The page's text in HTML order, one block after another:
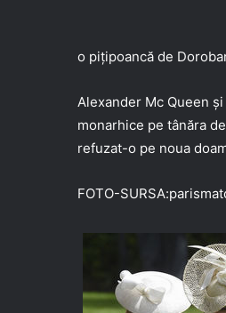
o pițipoancă de
Alexander Mc Queen
monarhice pe tânăra
refuzat-o pe noua
FOTO-